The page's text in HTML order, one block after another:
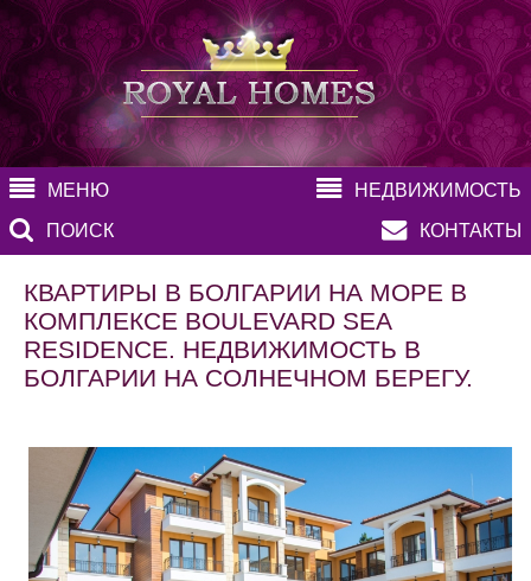
МЕНЮ
НЕДВИЖИМОСТЬ
ПОИСК
КОНТАКТЫ
КВАРТИРЫ В БОЛГАРИИ НА МОРЕ В
КОМПЛЕКСЕ BOULEVARD SEA
RESIDENCE. НЕДВИЖИМОСТЬ В
БОЛГАРИИ НА СОЛНЕЧНОМ БЕРЕГУ.